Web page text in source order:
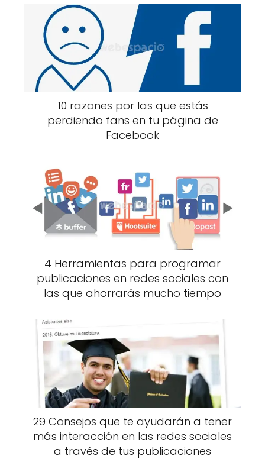
10 razones por las que estás
perdiendo fans en tu página de
Facebook
4 Herramientas para programar
publicaciones en redes sociales con
las que ahorrarás mucho tiempo
29 Consejos que te ayudarán a tener
más interacción en las redes sociales
a través de tus publicaciones